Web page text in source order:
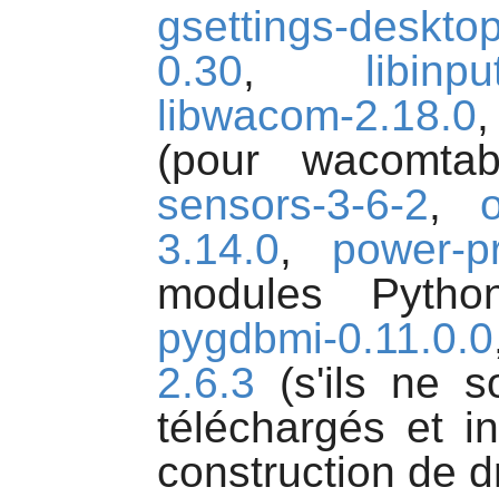
gsettings-
0.30,
libwacom-2.18.0
(pour
sensors-3-6-2,
3.14.0, power-
modules
pygdbmi-0.11.0.0
2.6.3 (s'ils ne
téléchargés et
construction de